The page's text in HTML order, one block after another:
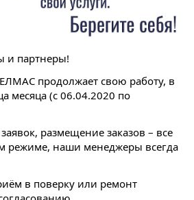
и партнеры!
продолжает свою работу, в
месяца (с 06.04.2020 по
размещение заказов – все
режиме, наши менеджеры всегда
в поверку или ремонт